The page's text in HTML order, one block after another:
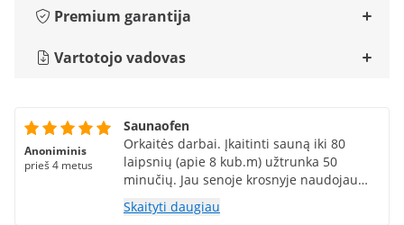
Premium garantija
Vartotojo vadovas
Anoniminis
prieš 4 metus
Saunaofen
Orkaitės darbai. Įkaitinti sauną iki 80
laipsnių (apie 8 kub.m) užtrunka 50
minučių. Jau senoje krosnyje naudojau
atitinkamą pirties valdiklį C 05, jis puikiai
veikia ir su šia krosnele.
Skaityti daugiau